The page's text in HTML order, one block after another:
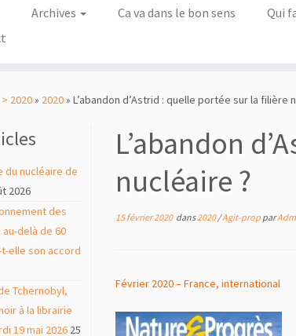
Archives Ca va dans le bon sens Qui
2020» 2020» L’abandon d’Astrid : quelle portée sur la filière
du nucléaire de
2026
des
delà de 60
t-elle son accord
Tchernobyl,
à la librairie
19 mai 2026 25
L’abandon
nucléaire ?
15 février 2020dans2020/Agit-prop par
Février 2020 – France, international